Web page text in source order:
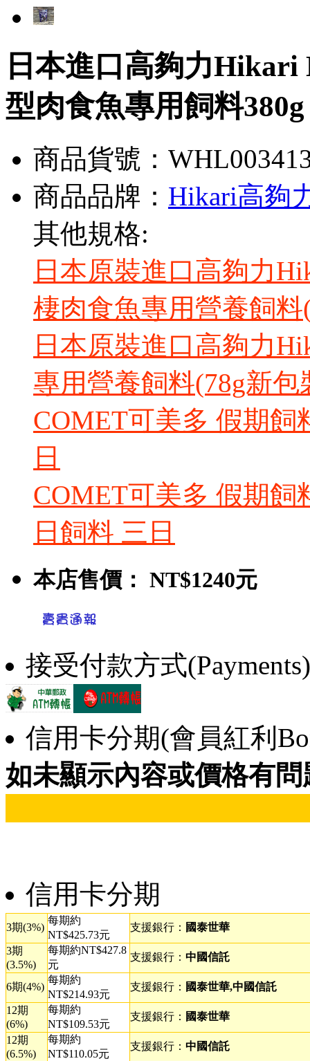
日本進口高夠力Hikari
型肉食魚專用飼料380g
商品貨號：
商品品牌： Hikari高夠
其他規格:
日本原裝進口高夠力
棲肉食魚專用營養飼料
日本原裝進口高夠力
專用營養飼料(78g新包
COMET可美多 假期飼
日
COMET可美多 假期飼
日飼料 三日
本店售價： NT$1240元
接受付款方式
信用卡分期(會員紅利
如未顯示內容或價格有
信用卡分期
3期(3%)
每期約
NT$425.73元
支援銀行： 國泰世華
3期
(3.5%)
每期約NT$427.8
元
支援銀行： 中國信託
6期(4%)
每期約
NT$214.93元
支援銀行： 國泰世華,中國信託
12期
(6%)
每期約
NT$109.53元
支援銀行： 國泰世華
12期
(6.5%)
每期約
NT$110.05元
支援銀行： 中國信託